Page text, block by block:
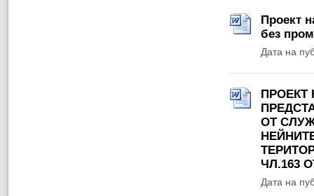
Проект
без
Дата на
ПРОЕКТ
ОТ
ЧЛ.163
Дата на